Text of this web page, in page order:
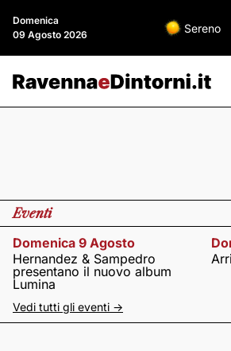
Domenica
09 Agosto 2026
Sereno
Eventi
Domenica 9 Agosto
Hernandez & Sampedro
presentano il nuovo album
Lumina
Vedi tutti gli eventi ->